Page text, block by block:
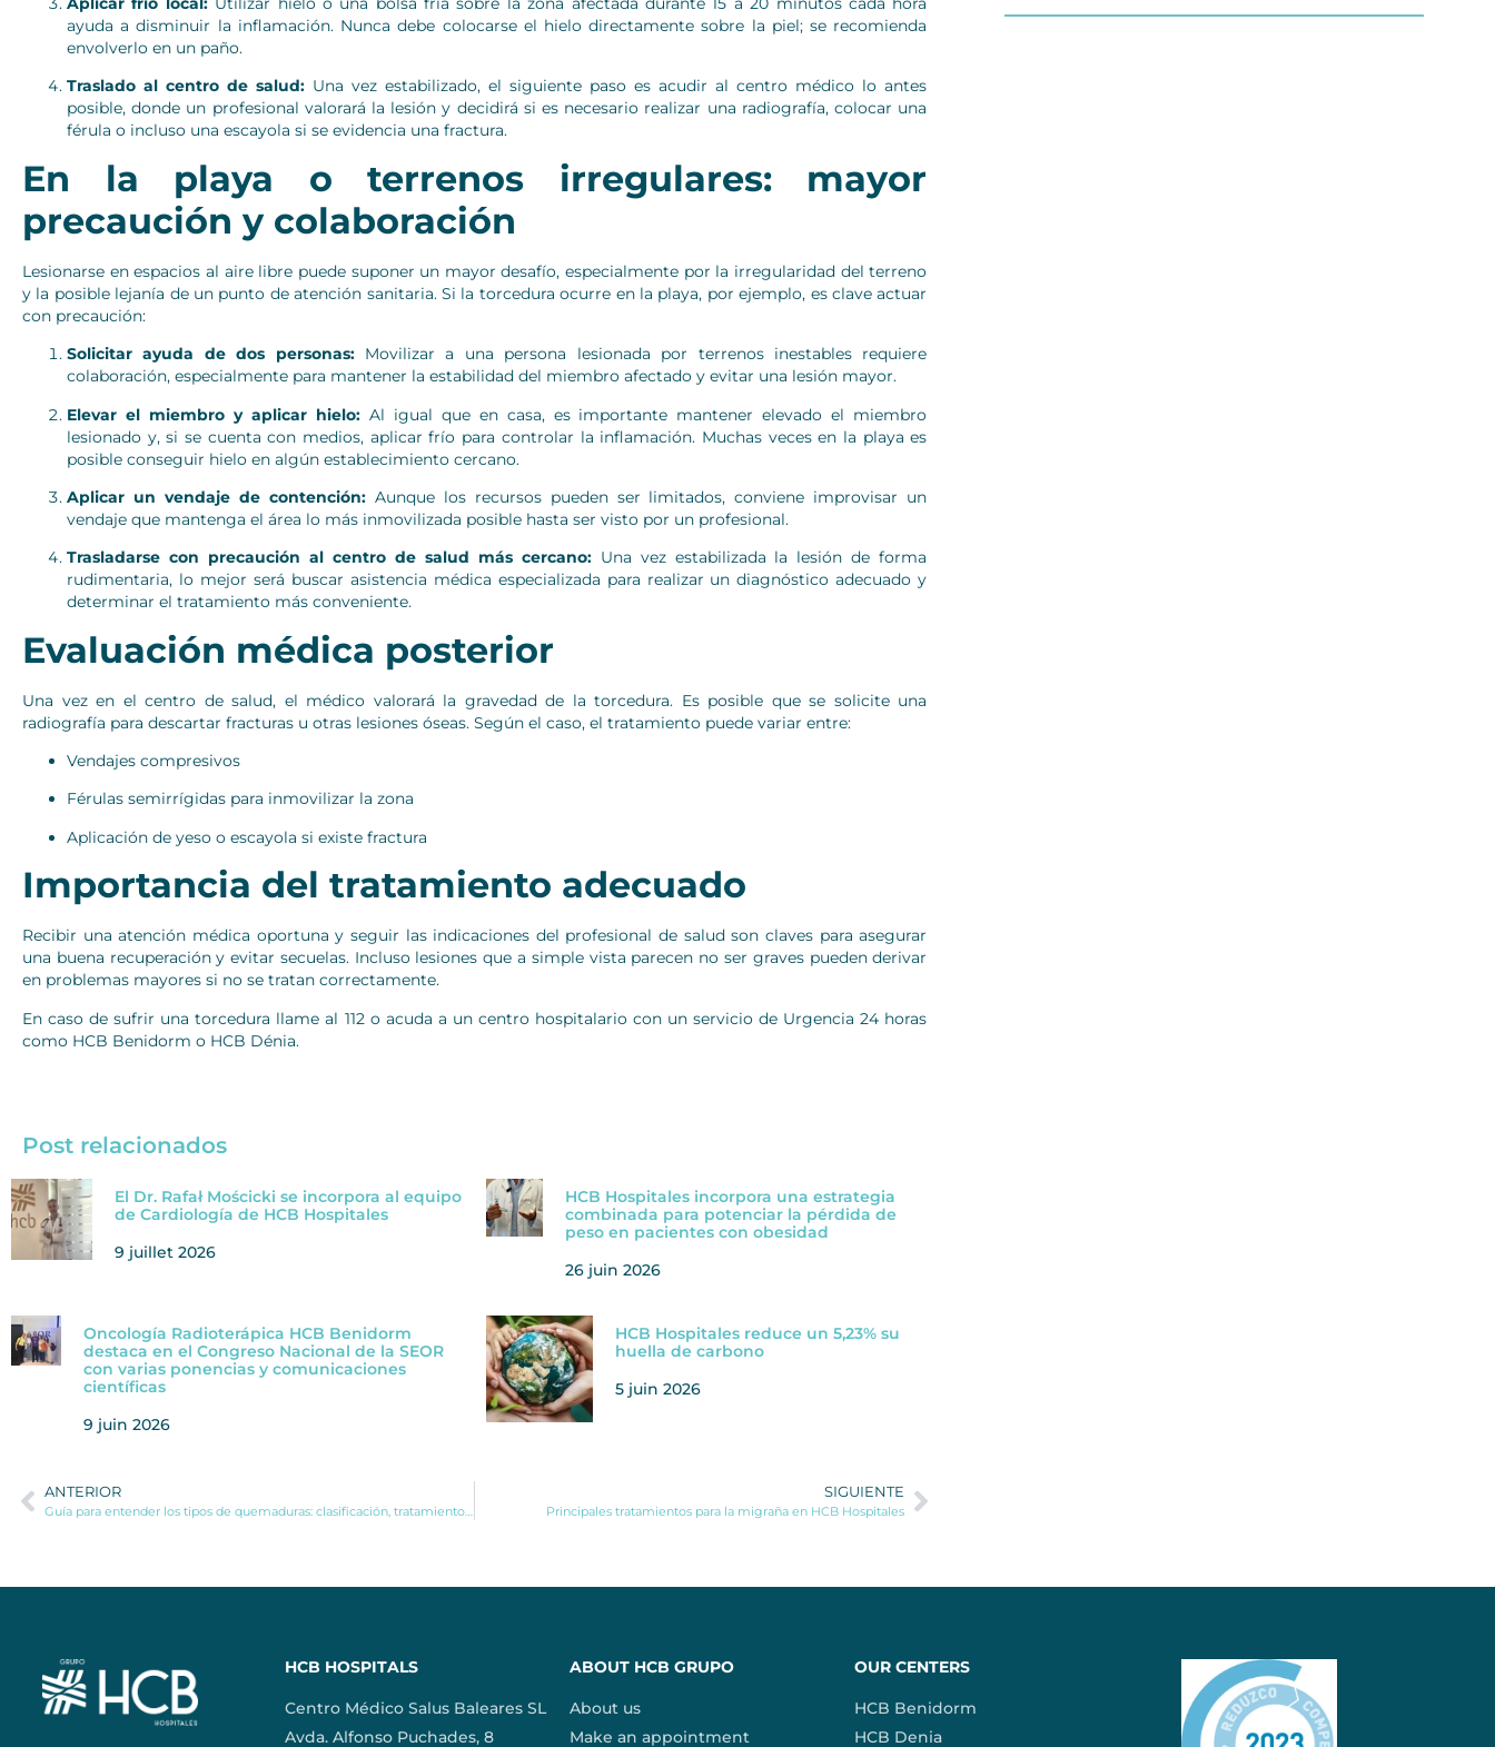
ayuda a disminuir la inflamación. Nunca debe colocarse el hielo directamente sobre la piel; se recomienda
envolverlo en un paño.
Traslado al centro de salud: Una vez estabilizado, el siguiente paso es acudir al centro médico lo antes
posible, donde un profesional valorará la lesión y decidirá si es necesario realizar una radiografía, colocar una
férula o incluso una escayola si se evidencia una fractura.
En la playa o terrenos irregulares: mayor
precaución y colaboración
Lesionarse en espacios al aire libre puede suponer un mayor desafío, especialmente por la irregularidad del terreno
y la posible lejanía de un punto de atención sanitaria. Si la torcedura ocurre en la playa, por ejemplo, es clave actuar
con precaución:
Solicitar ayuda de dos personas:Movilizar a una persona lesionada por terrenos inestables requiere
colaboración, especialmente para mantener la estabilidad del miembro afectado y evitar una lesión mayor.
Elevar el miembro y aplicar hielo:Al igual que en casa, es importante mantener elevado el miembro
lesionado y, si se cuenta con medios, aplicar frío para controlar la inflamación. Muchas veces en la playa es
posible conseguir hielo en algún establecimiento cercano.
Aplicar un vendaje de contención:Aunque los recursos pueden ser limitados, conviene improvisar un
vendaje que mantenga el área lo más inmovilizada posible hasta ser visto por un profesional.
Trasladarse con precaución al centro de salud más cercano:Una vez estabilizada la lesión de forma
rudimentaria, lo mejor será buscar asistencia médica especializada para realizar un diagnóstico adecuado y
determinar el tratamiento más conveniente.
Evaluación médica posterior
Una vez en el centro de salud, el médico valorará la gravedad de la torcedura. Es posible que se solicite una
radiografía para descartar fracturas u otras lesiones óseas. Según el caso, el tratamiento puede variar entre:
Vendajes compresivos
Férulas semirrígidas para inmovilizar la zona
Aplicación de yeso o escayola si existe fractura
Importancia del tratamiento adecuado
Recibir una atención médica oportuna y seguir las indicaciones del profesional de salud son claves para asegurar
una buena recuperación y evitar secuelas. Incluso lesiones que a simple vista parecen no ser graves pueden derivar
en problemas mayores si no se tratan correctamente.
En caso de sufrir una torcedura llame al 112 o acuda a un centro hospitalario con un servicio de Urgencia 24 horas
como HCB Benidorm o HCB Dénia.
Post relacionados
El Dr. Rafał Mościcki se incorpora al equipo
de Cardiología de HCB Hospitales
9 juillet 2026
HCB Hospitales incorpora una estrategia
combinada para potenciar la pérdida de
peso en pacientes con obesidad
26 juin 2026
Oncología Radioterápica HCB Benidorm
destaca en el Congreso Nacional de la SEOR
con varias ponencias y comunicaciones
científicas
9 juin 2026
HCB Hospitales reduce un 5,23% su
huella de carbono
5 juin 2026
ANTERIOR
Guía para entender los tipos de quemaduras: clasificación, tratamiento y recomendaciones médicas
SIGUIENTE
Principales tratamientos para la migraña en HCB Hospitales
HCB HOSPITALS
Centro Médico Salus Baleares SL
Avda. Alfonso Puchades, 8
ABOUT HCB GRUPO
About us
Make an appointment
OUR CENTERS
HCB Benidorm
HCB Denia